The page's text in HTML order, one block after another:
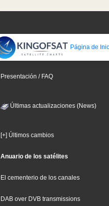
Página de
Presentación / FAQ
Últimas actualizaciones (News)
[+] Últimos cambios
Anuario de los satélites
El cementerio de los canales
DAB over DVB transmissions